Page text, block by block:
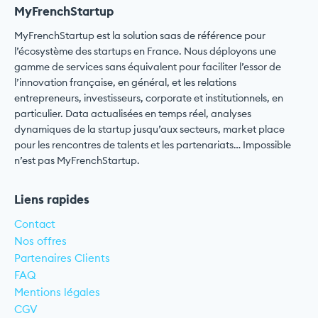
MyFrenchStartup
MyFrenchStartup est la solution saas de référence pour
l’écosystème des startups en France. Nous déployons une
gamme de services sans équivalent pour faciliter l’essor de
l’innovation française, en général, et les relations
entrepreneurs, investisseurs, corporate et institutionnels, en
particulier. Data actualisées en temps réel, analyses
dynamiques de la startup jusqu’aux secteurs, market place
pour les rencontres de talents et les partenariats… Impossible
n’est pas MyFrenchStartup.
Liens rapides
Contact
Nos offres
Partenaires Clients
FAQ
Mentions légales
CGV